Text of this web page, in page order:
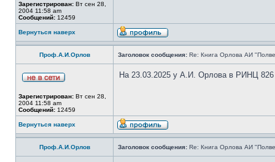
Зарегистрирован: Вт сен 28,
2004 11:58 am
Сообщений: 12459
Вернуться наверх
Проф.А.И.Орлов Заголовок сообщения: Re: Книга Орлова АИ
Зарегистрирован: Вт сен 28,
2004 11:58 am
Сообщений: 12459
На 23.03.2025 у А.И. Орлова в РИНЦ 826
Вернуться наверх
Проф.А.И.Орлов Заголовок сообщения: Re: Книга Орлова АИ